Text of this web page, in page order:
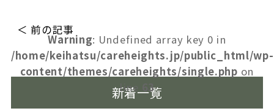
＜ 前の記事
Warning: Undefined array key 0 in
/home/keihatsu/careheights.jp/public_html/wp-
content/themes/careheights/single.php on
line
63
新着一覧